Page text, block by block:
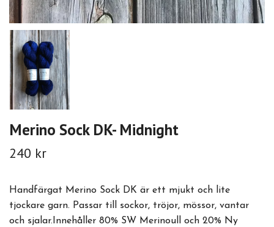
Merino Sock DK- Midnight
240 kr
Handfärgat Merino Sock DK är ett mjukt och lite
tjockare garn. Passar till sockor, tröjor, mössor, vantar
och sjalar.Innehåller 80% SW Merinoull och 20% Ny